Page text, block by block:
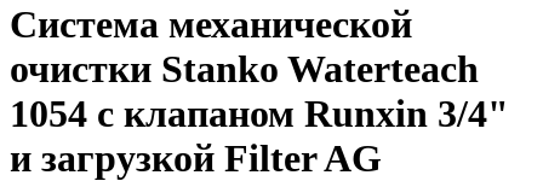
Система механической
очистки Stanko Waterteach
1054 с клапаном Runxin 3/4"
и загрузкой Filter AG